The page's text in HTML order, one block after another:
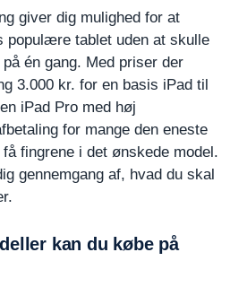
giver dig mulighed for at
populære tablet uden at skulle
én gang. Med priser der
3.000 kr. for en basis iPad til
iPad Pro med høj
for mange den eneste
fingrene i det ønskede model.
gennemgang af, hvad du skal
kan du købe på